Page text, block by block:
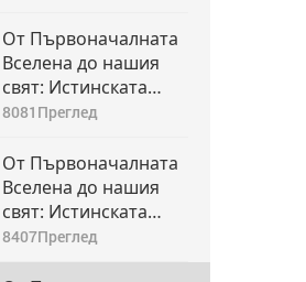
10
От Първоначалната
Вселена до нашия
свят: Истинската
Любов никога не се
10
8081 Преглед
От Първоначалната
Вселена до нашия
свят: Истинската
Любов никога не се
променя, част 4 от
8407Преглед